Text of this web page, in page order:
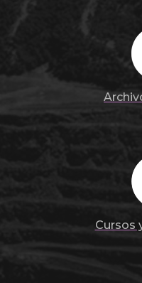
Cursos